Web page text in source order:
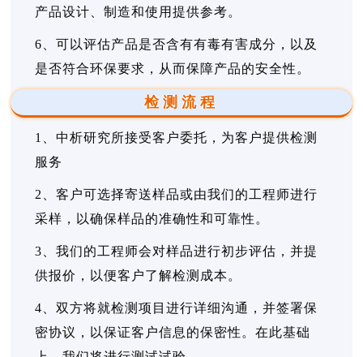
产品设计、制造和使用提供参考。
6、可以评估产品是否含有有毒有害成分，以及
是否符合环保要求，从而保障产品的安全性。
检测流程
1、中析研究所接受客户委托，为客户提供检测
服务
2、客户可选择寄送样品或由我们的工程师进行
采样，以确保样品的准确性和可靠性。
3、我们的工程师会对样品进行初步评估，并提
供报价，以便客户了解检测成本。
4、双方将就检测项目进行详细沟通，并签署保
密协议，以保证客户信息的保密性。在此基础